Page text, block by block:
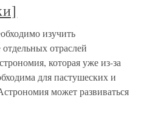
изучить
отраслей
которая уже из-за
для пастушеских и
может развиваться